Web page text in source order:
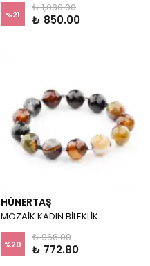
%21
₺ 1,080.00
₺ 850.00
HÜNERTAŞ
MOZAİK KADIN BİLEKLİK
%20
₺ 966.00
₺ 772.80